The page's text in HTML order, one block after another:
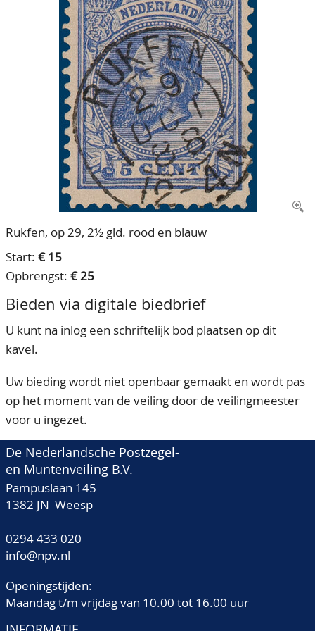
Ons Team
80 jarig bestaan
Rukfen, op 29, 2½ gld. rood en blauw
Start: € 15
Opbrengst: € 25
Bieden via digitale biedbrief
U kunt na inlog een schriftelijk bod plaatsen op dit
kavel.
Uw bieding wordt niet openbaar gemaakt en wordt pas
op het moment van de veiling door de veilingmeester
voor u ingezet.
De Nederlandsche Postzegel-
en Muntenveiling B.V.
Pampuslaan 145
1382 JN Weesp
0294 433 020
info@npv.nl
Openingstijden:
Maandag t/m vrijdag van 10.00 tot 16.00 uur